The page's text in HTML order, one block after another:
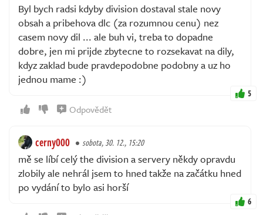
Byl bych radsi kdyby division dostaval stale novy
obsah a pribehova dlc (za rozumnou cenu) nez
casem novy dil ... ale buh vi, treba to dopadne
dobre, jen mi prijde zbytecne to rozsekavat na dily,
kdyz zaklad bude pravdepodobne podobny a uz ho
jednou mame :)
5
Odpovědět
cerny000 sobota, 30. 12., 15:20
mě se líbí celý the division a servery někdy opravdu
zlobily ale nehrál jsem to hned takže na začátku hned
po vydání to bylo asi horší
6